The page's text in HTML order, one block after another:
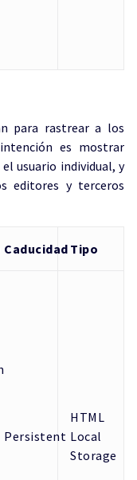
para rastrear a los
es mostrar
usuario individual, y
editores y terceros
Caducidad Tipo
Persistent
HTML
Local
Storage